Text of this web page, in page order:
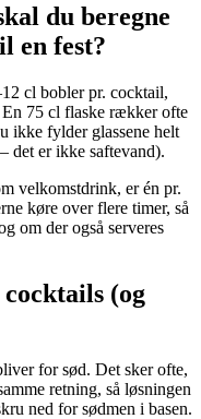
du beregne
en fest?
cl bobler pr. cocktail,
75 cl flaske rækker ofte
ikke fylder glassene helt
det er ikke saftevand).
velkomstdrink, er én pr.
køre over flere timer, så
om der også serveres
(og
for sød. Det sker ofte,
retning, så løsningen
ned for sødmen i basen.